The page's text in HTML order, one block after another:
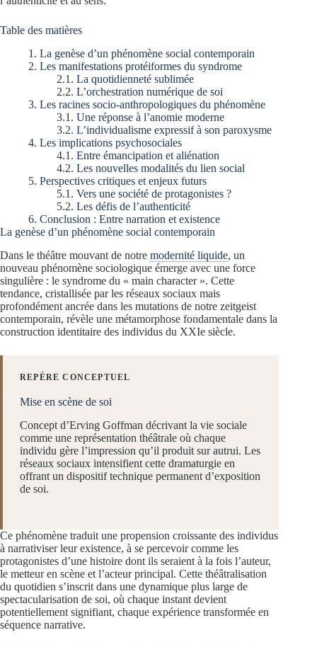
Table des matières
La genèse d’un phénomène social contemporain
Les manifestations protéiformes du syndrome
La quotidienneté sublimée
L’orchestration numérique de soi
Les racines socio-anthropologiques du phénomène
Une réponse à l’anomie moderne
L’individualisme expressif à son paroxysme
Les implications psychosociales
Entre émancipation et aliénation
Les nouvelles modalités du lien social
Perspectives critiques et enjeux futurs
Vers une société de protagonistes ?
Les défis de l’authenticité
Conclusion : Entre narration et existence
La genèse d’un phénomène social contemporain
Dans le théâtre mouvant de notre modernité liquide, un
nouveau phénomène sociologique émerge avec une force
singulière : le syndrome du « main character ». Cette
tendance, cristallisée par les réseaux sociaux mais
profondément ancrée dans les mutations de notre zeitgeist
contemporain, révèle une métamorphose fondamentale dans la
construction identitaire des individus du XXIe siècle.
REPÈRE CONCEPTUEL
Mise en scène de soi
Concept d’Erving Goffman décrivant la vie sociale
comme une représentation théâtrale où chaque
individu gère l’impression qu’il produit sur autrui. Les
réseaux sociaux intensifient cette dramaturgie en
offrant un dispositif technique permanent d’exposition
de soi.
Ce phénomène traduit une propension croissante des individus
à narrativiser leur existence, à se percevoir comme les
protagonistes d’une histoire dont ils seraient à la fois l’auteur,
le metteur en scène et l’acteur principal. Cette théâtralisation
du quotidien s’inscrit dans une dynamique plus large de
spectacularisation de soi, où chaque instant devient
potentiellement signifiant, chaque expérience transformée en
séquence narrative.